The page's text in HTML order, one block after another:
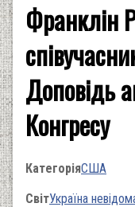
Франклін
Доповідь
Конгресу
КатегоріяСША
СвітУкраїна